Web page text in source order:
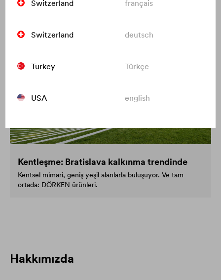
Switzerland français
Switzerland deutsch
Turkey Türkçe
USA english
ister misiniz?
Kentleşme: Bratislava kalkınma trendinde
Kentsel mimari, geniş yeşil alanlarla buluşuyor. Ve tam
ortada: DÖRKEN ürünleri.
Hakkımızda